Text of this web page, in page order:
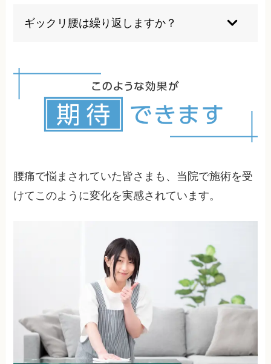
痛みの程度や原因に応じて、無理のない範囲で身
体を動かすことが腰痛の改善につながります。た
ギックリ腰は繰り返しますか？
腰を経験した人の25％が1年以内に再発するとい
う報告があります。「ギックリ腰は癖になる」と
いう言葉を耳にした方も多いでしょう。しかし厳
密には癖になるというよりも、再発しやすい状態
が続いているということです。痛みがなくなった
ところで治療を終わらせずに根本的な改善に至る
防できます。
腰痛で悩まされていた皆さまも、当院で施術を受
けてこのように変化を実感されています。